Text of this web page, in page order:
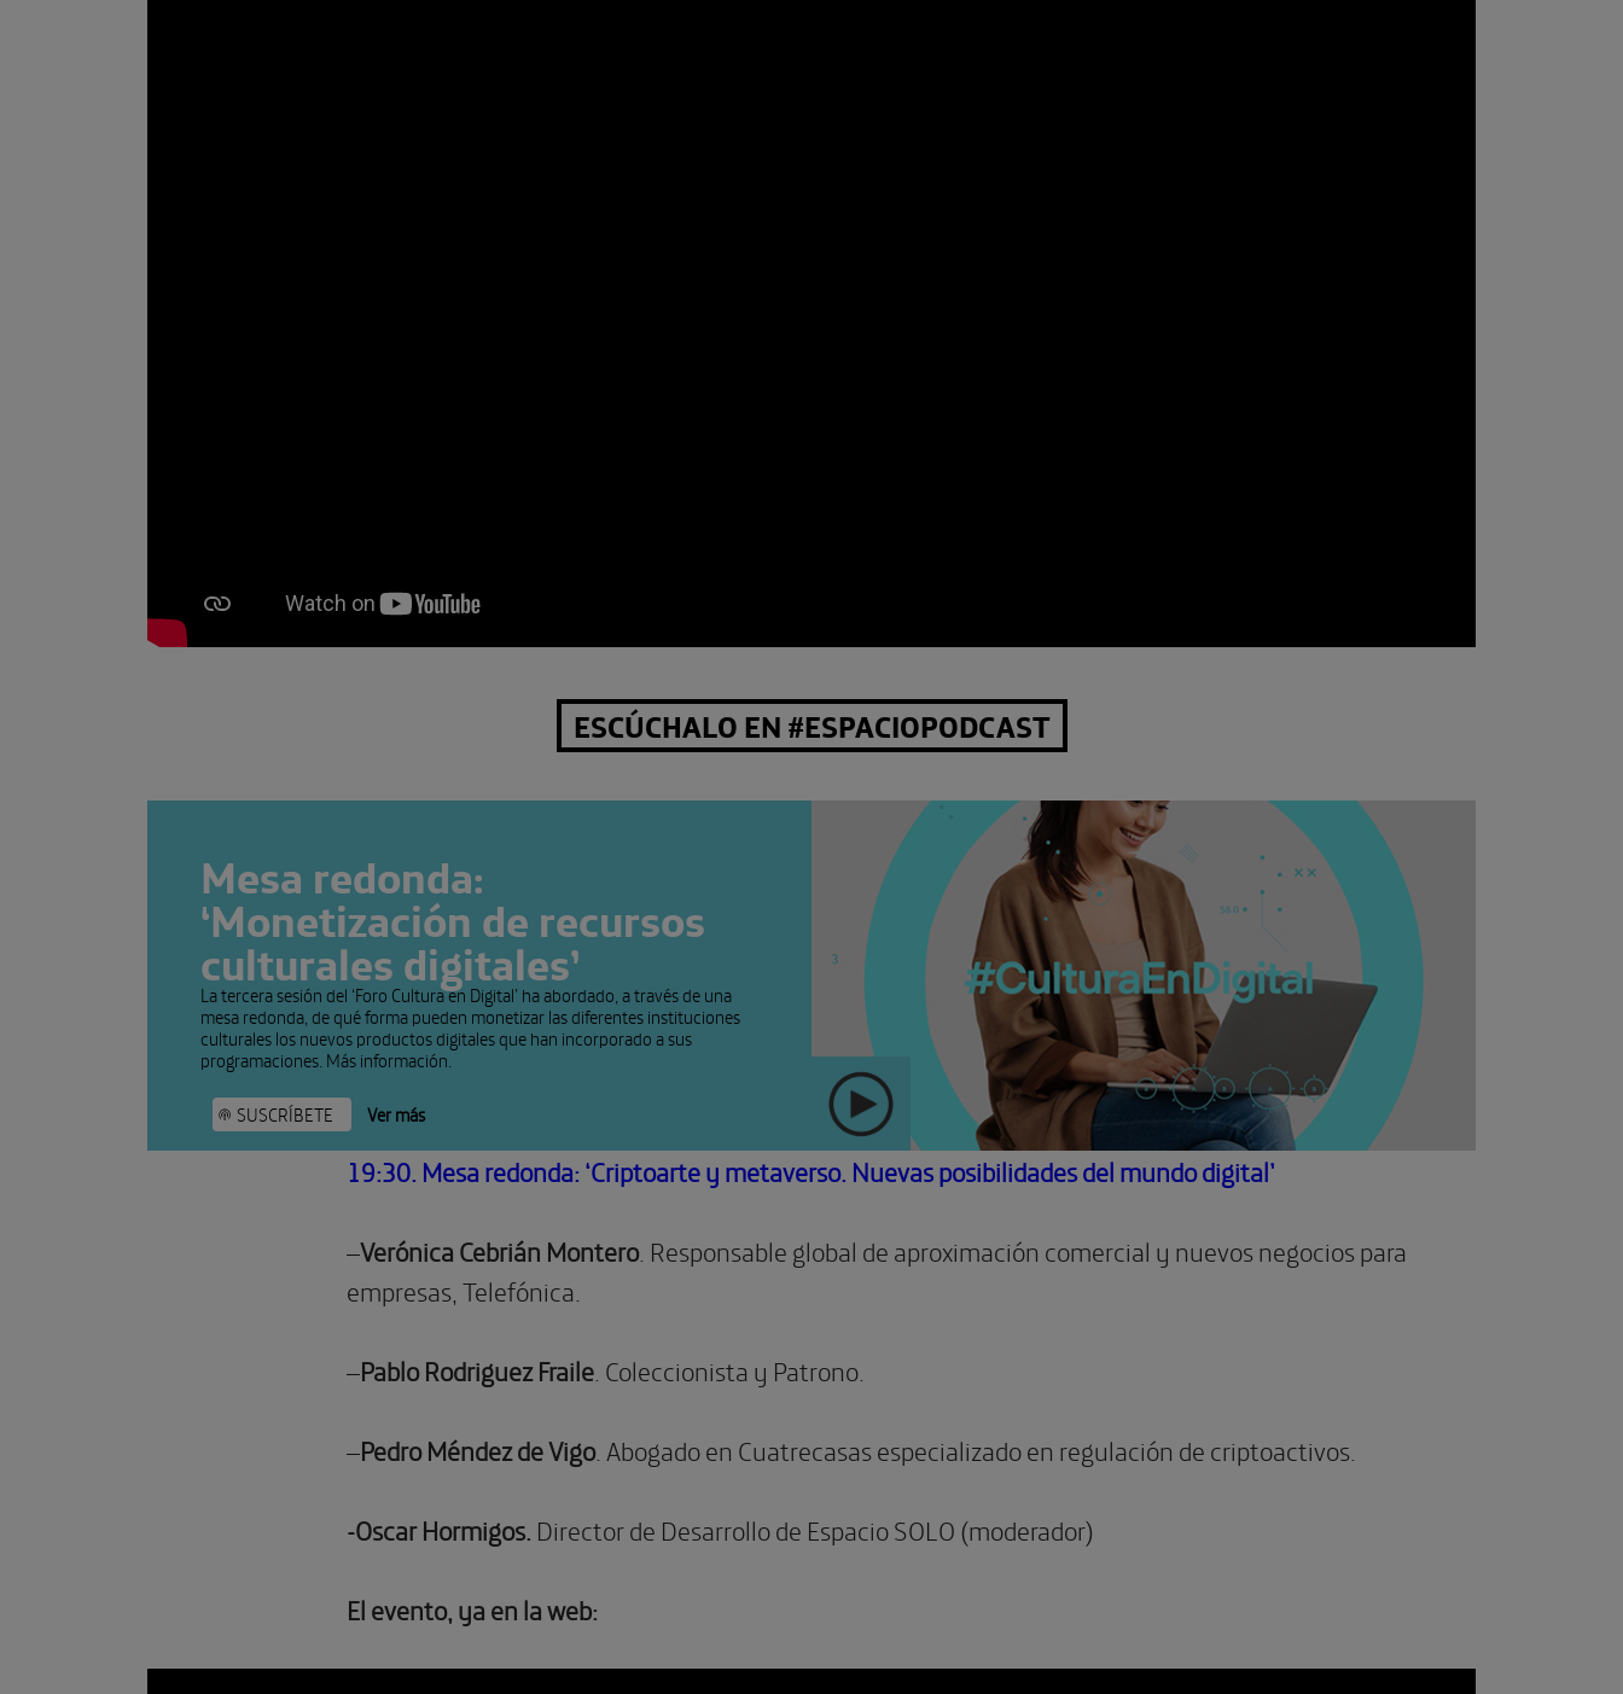
ESCÚCHALO EN #ESPACIOPODCAST
Mesa redonda:
‘Monetización de recursos
culturales digitales’
La tercera sesión del ‘Foro Cultura en Digital’ ha abordado, a través de una
mesa redonda, de qué forma pueden monetizar las diferentes instituciones
culturales los nuevos productos digitales que han incorporado a sus
programaciones. Más información.
SUSCRÍBETE Ver más
19:30. Mesa redonda: ‘Criptoarte y metaverso. Nuevas posibilidades del mundo digital’
–Verónica Cebrián Montero. Responsable global de aproximación comercial y nuevos negocios para
empresas, Telefónica.
–Pablo Rodriguez Fraile . Coleccionista y Patrono.
–PedroMéndezde Vigo. Abogado en Cuatrecasas especializado en regulación de criptoactivos.
-Oscar Hormigos. Director de Desarrollo de Espacio SOLO (moderador)
El evento, ya en la web: